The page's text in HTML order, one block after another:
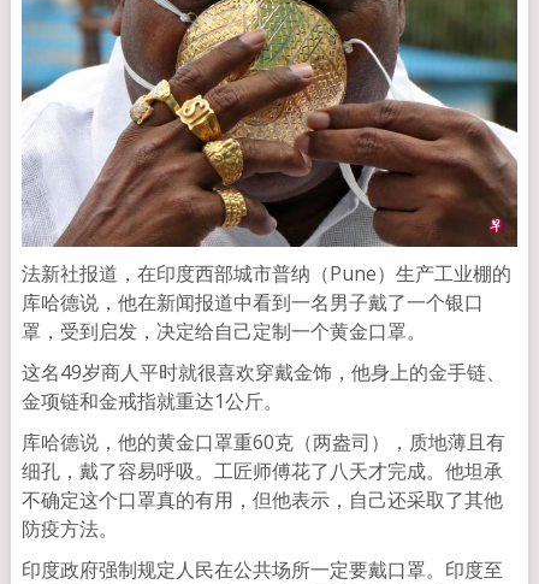
法新社报道，在印度西部城市普纳（Pune）生产工业棚的
库哈德说，他在新闻报道中看到一名男子戴了一个银口
罩，受到启发，决定给自己定制一个黄金口罩。
这名49岁商人平时就很喜欢穿戴金饰，他身上的金手链、
金项链和金戒指就重达1公斤。
库哈德说，他的黄金口罩重60克（两盎司），质地薄且有
细孔，戴了容易呼吸。工匠师傅花了八天才完成。他坦承
不确定这个口罩真的有用，但他表示，自己还采取了其他
防疫方法。
印度政府强制规定人民在公共场所一定要戴口罩。印度至